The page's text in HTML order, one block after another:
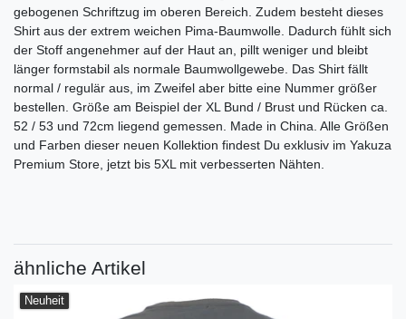
gebogenen Schriftzug im oberen Bereich. Zudem besteht dieses
Shirt aus der extrem weichen Pima-Baumwolle. Dadurch fühlt sich
der Stoff angenehmer auf der Haut an, pillt weniger und bleibt
länger formstabil als normale Baumwollgewebe. Das Shirt fällt
normal / regulär aus, im Zweifel aber bitte eine Nummer größer
bestellen. Größe am Beispiel der XL Bund / Brust und Rücken ca.
52 / 53 und 72cm liegend gemessen. Made in China. Alle Größen
und Farben dieser neuen Kollektion findest Du exklusiv im Yakuza
Premium Store, jetzt bis 5XL mit verbesserten Nähten.
ähnliche Artikel
Neuheit